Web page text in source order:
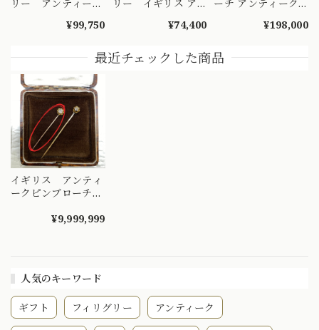
人気のキーワード
ギフト フィリグリー アンティーク
リー アンティーク
ス クリスタルリバ
タフライウィング
白鳥 三人の貴婦人
湖 蛇 DBR00060
¥99,750
リー イギリス ア
パール ブローチ
1900前半頃
¥74,400
ーチ アンティーク
岩に彫られた女性横
¥198,000
最近チェックした商品
イギリス アンティ
ークピンブローチ
トダイヤモンド バ
¥9,999,999